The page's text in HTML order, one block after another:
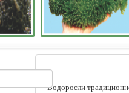
Водоросли